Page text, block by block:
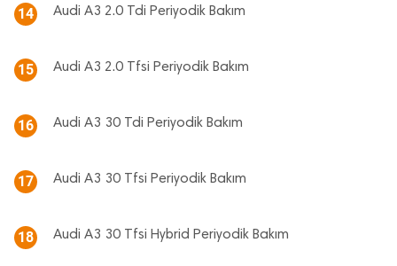
14 Audi A3 2.0 Tdi Periyodik Bakım
15 Audi A3 2.0 Tfsi Periyodik Bakım
16 Audi A3 30 Tdi Periyodik Bakım
17 Audi A3 30 Tfsi Periyodik Bakım
18 Audi A3 30 Tfsi Hybrid Periyodik Bakım